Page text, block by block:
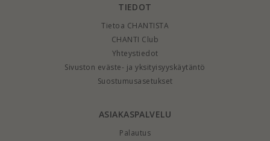
TIEDOT
Tietoa CHANTISTA
CHANTI Club
Yhteystiedot
Sivuston eväste- ja yksityisyyskäytäntö
Suostumusasetukset
ASIAKASPALVELU
Palautus